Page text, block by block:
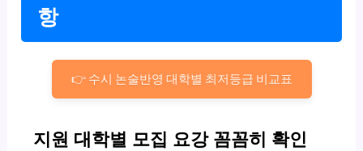
항
👉 수시 논술반영 대학별 최저등급 비교표
지원 대학별 모집 요강 꼼꼼히 확인